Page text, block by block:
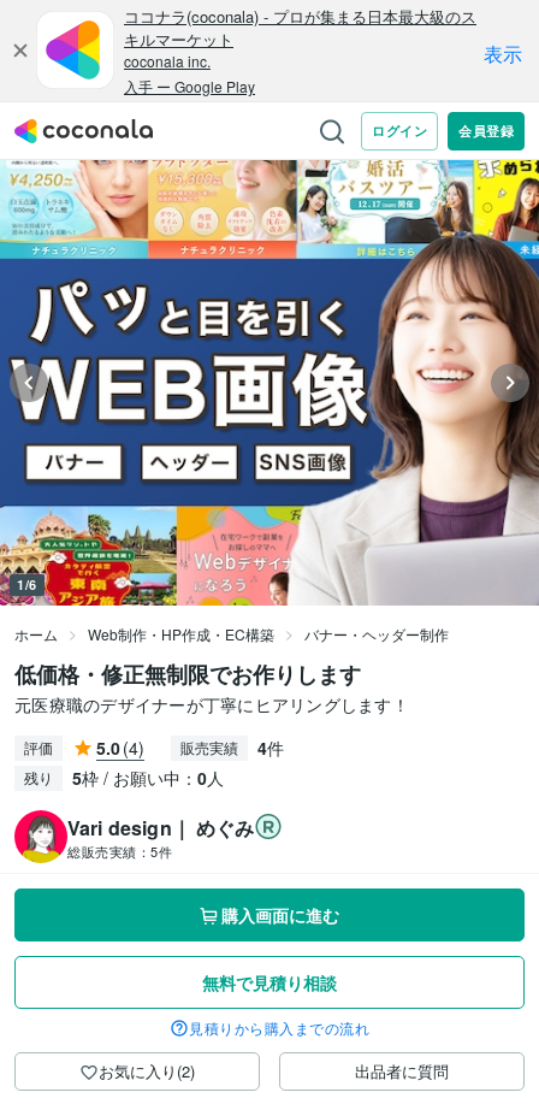
1/6
ホーム Web制作・HP作成・EC構築 バナー・ヘッダー制作
低価格・修正無制限でお作りします
元医療職のデザイナーが丁寧にヒアリングします！
評価 5.0(4) 販売実績 4件
残り 5枠 / お願い中： 0人
Vari design｜ めぐみ
総販売実績： 5件
購入画面に進む
無料で見積り相談
見積りから購入までの流れ
お気に入り(2) 出品者に質問